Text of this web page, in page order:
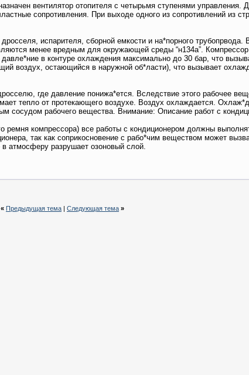
вентилятор отопителя с четырьмя ступенями
сопротивления. При выходе одного из сопротивлений из
испарителя, сборной емкости и на*порного
менее вредным для окружающей среды “н134а”.
в контуре охлаждения максимально до 30 бар, что
воздух, остающийся в наружной об*ласти), что вызывает
где давление понижа*ется. Вследствие этого рабочее
тепло от протекающего воздухе. Воздух охлаждается.
сосудом рабочего вещества. Внимание: Описание работ с
ремня компрессора) все работы с кондиционером должны
так как соприкосновение с рабо*чим веществом может
атмосферу разрушает озоновый слой.
« Предыдущая тема | Следующая тема »